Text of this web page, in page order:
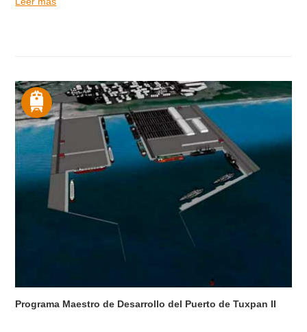
Programa Maestro de Desarrollo del Puerto de Tuxpan II